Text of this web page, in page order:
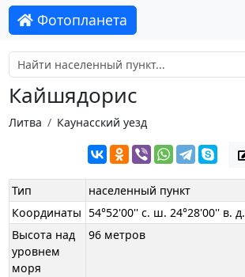
Фотопланета
Кайшядорис
Литва Каунасский уезд
Тип
населенный пункт
Координаты 54°52'00'' с. ш. 24°28'00'' в. д.
Высота над
уровнем
моря
96 метров